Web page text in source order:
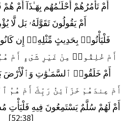
أَمْ تَأْمُرُهُمْ أَحْلَـٰمُهُم بِهَـٰذَآ أَمْ هُمْ
أَمْ يَقُولُونَ تَقَوَّلَهُۥ بَل لَّا
فَلْيَأْتُوا۟ بِحَدِيثٍ مِّثْلِهِۦٓ إِن كَانُوا۟
أَمْ خُلِقُوا۟ مِنْ غَيْرِ شَىْءٍ أَمْ هُمُ
أَمْ خَلَقُوا۟ ٱلسَّمَـٰوَٰتِ وَٱلْأَرْضَ بَل لَّا
أَمْ عِندَهُمْ خَزَآئِنُ رَبِّكَ أَمْ هُمُ
أَمْ لَهُمْ سُلَّمٌ يَسْتَمِعُونَ فِيهِ فَلْيَأْتِ
[52:38]